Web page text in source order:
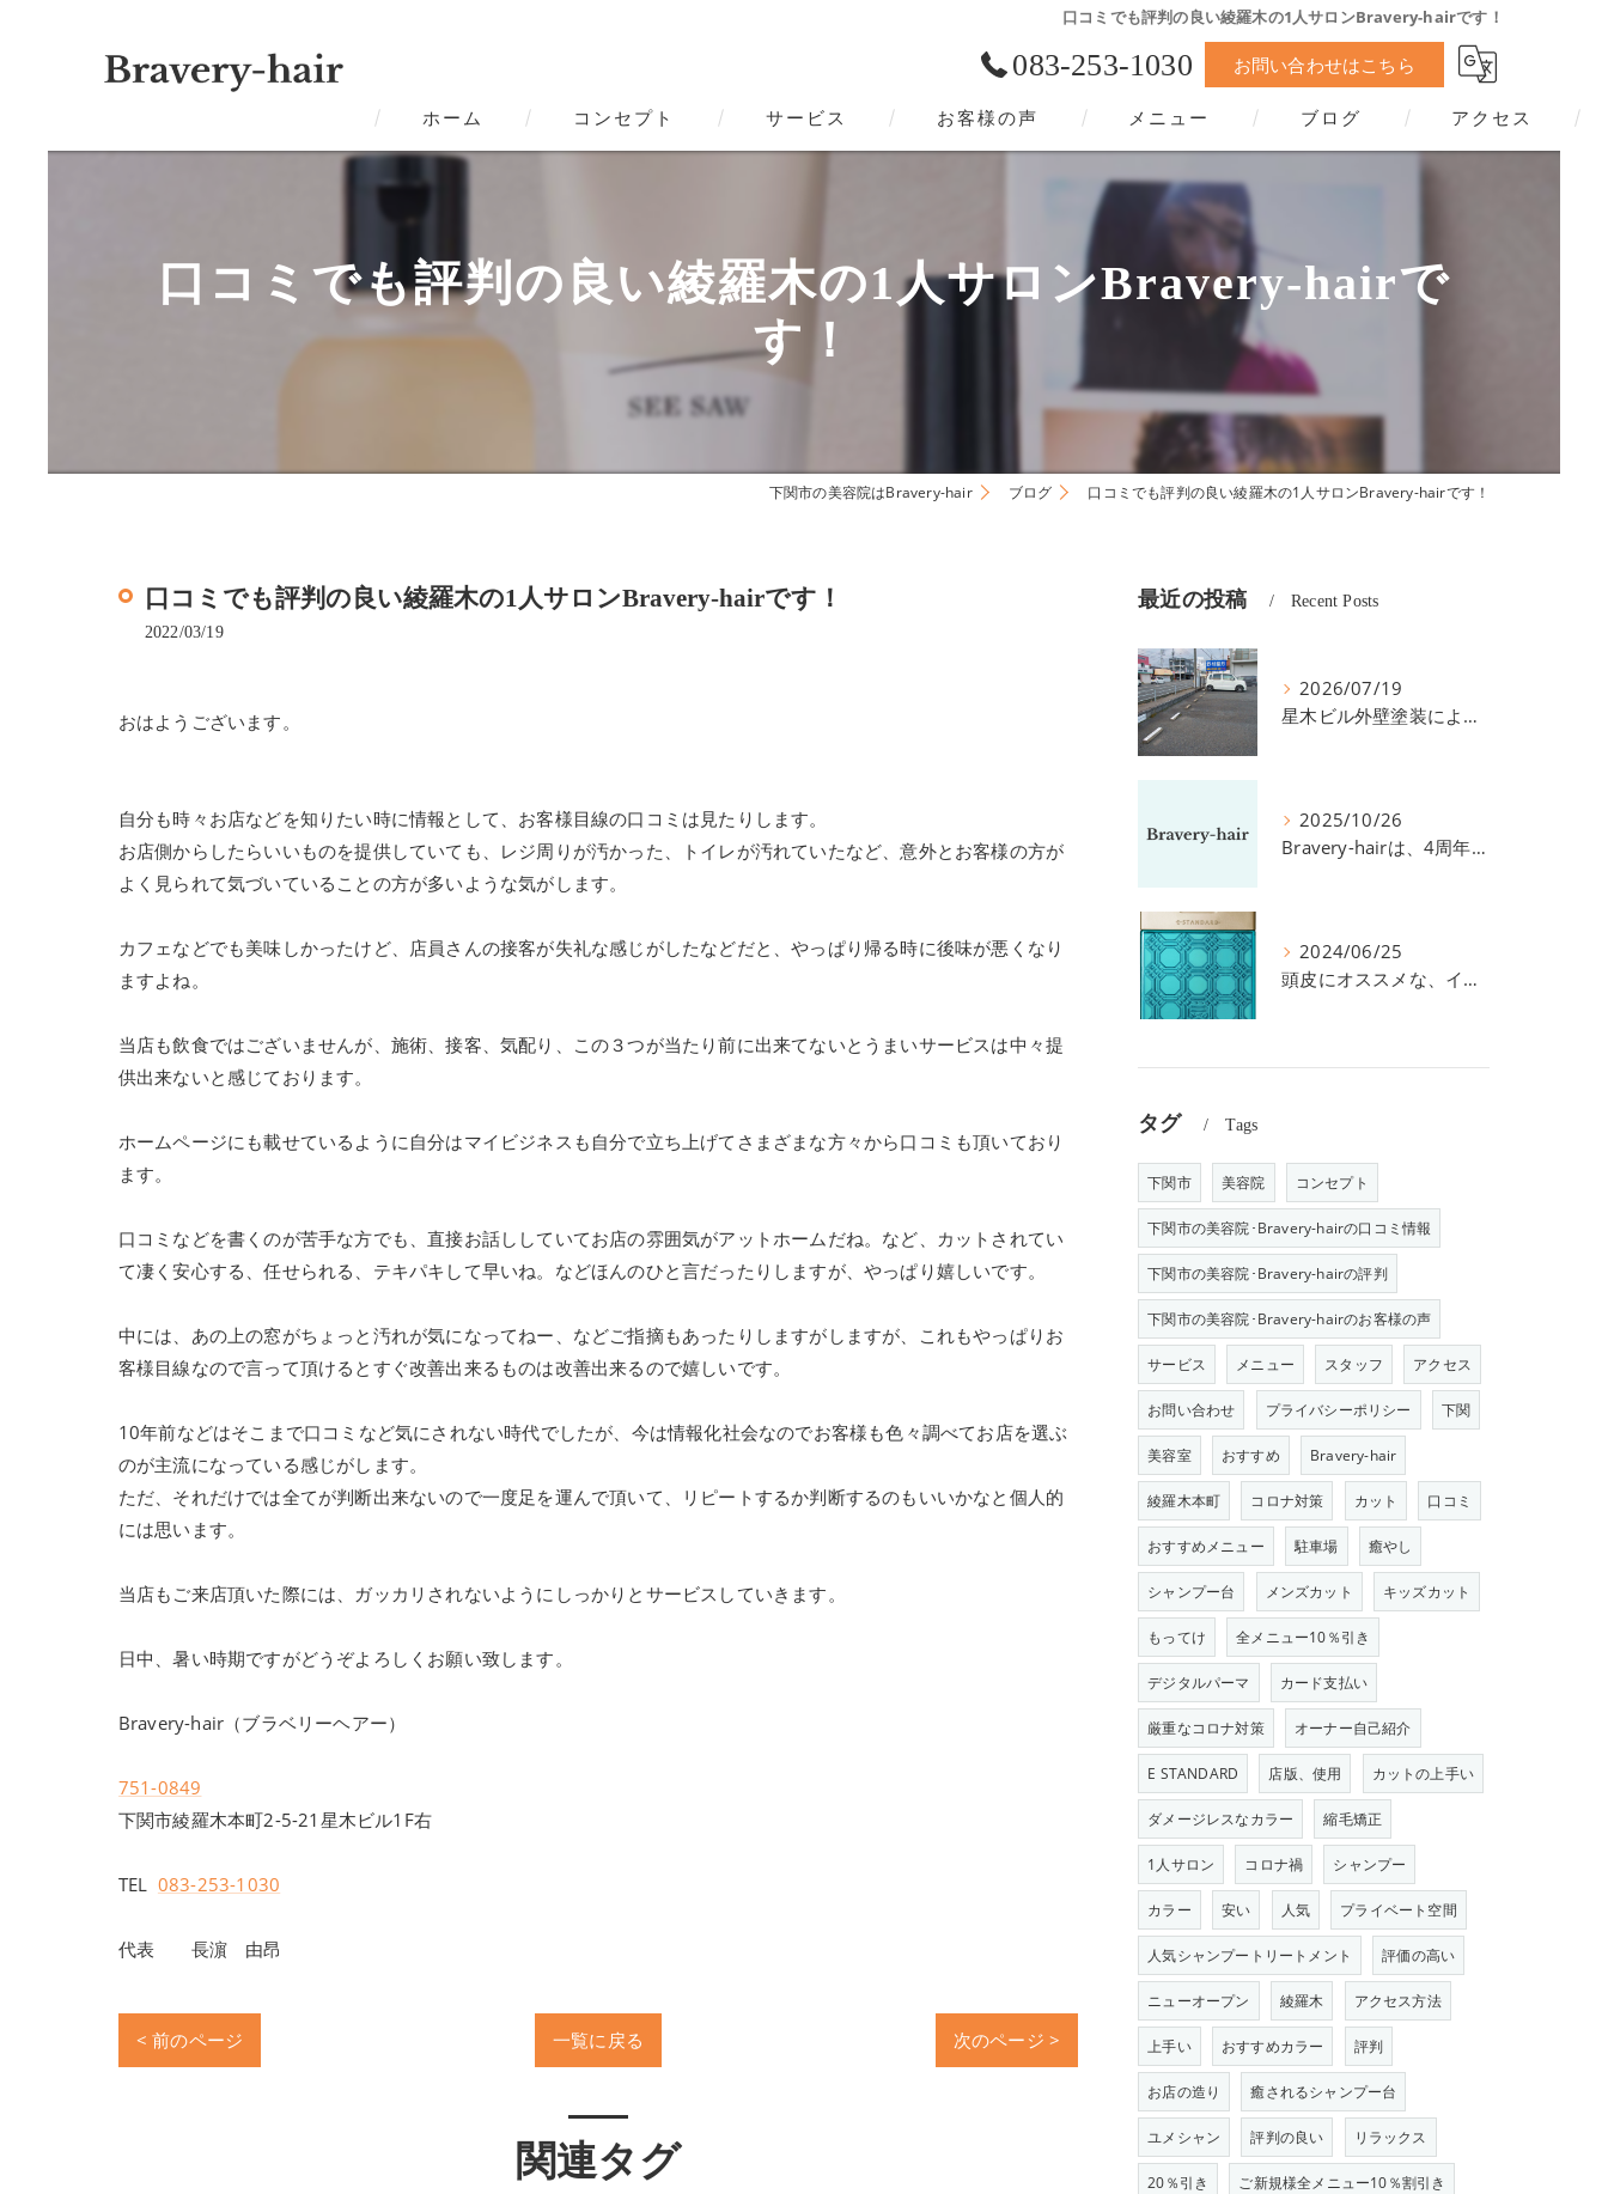
口コミでも評判の良い綾羅木の1人サロンBravery-hairです！
083-253-1030 お問い合わせはこちら
ホーム コンセプト
下関市の美容院･Bravery-hairのお客様の声
サービス お客様の声 メニュー ブログ アクセス
口コミでも評判の良い綾羅木の1人サロンBravery-hairで
す！
下関市の美容院はBravery-hair ブログ 口コミでも評判の良い綾羅木の1人サロンBravery-hairです！
口コミでも評判の良い綾羅木の1人サロンBravery-hairです！
2022/03/19
おはようございます。
自分も時々お店などを知りたい時に情報として、お客様目線の口コミは見たりします。
お店側からしたらいいものを提供していても、レジ周りが汚かった、トイレが汚れていたなど、意外とお客様の方が
よく見られて気づいていることの方が多いような気がします。
カフェなどでも美味しかったけど、店員さんの接客が失礼な感じがしたなどだと、やっぱり帰る時に後味が悪くなり
ますよね。
当店も飲食ではございませんが、施術、接客、気配り、この３つが当たり前に出来てないとうまいサービスは中々提
供出来ないと感じております。
ホームページにも載せているように自分はマイビジネスも自分で立ち上げてさまざまな方々から口コミも頂いており
ます。
口コミなどを書くのが苦手な方でも、直接お話ししていてお店の雰囲気がアットホームだね。など、カットされてい
て凄く安心する、任せられる、テキパキして早いね。などほんのひと言だったりしますが、やっぱり嬉しいです。
中には、あの上の窓がちょっと汚れが気になってねー、などご指摘もあったりしますがしますが、これもやっぱりお
客様目線なので言って頂けるとすぐ改善出来るものは改善出来るので嬉しいです。
10年前などはそこまで口コミなど気にされない時代でしたが、今は情報化社会なのでお客様も色々調べてお店を選ぶ
のが主流になっている感じがします。
ただ、それだけでは全てが判断出来ないので一度足を運んで頂いて、リピートするか判断するのもいいかなと個人的
には思います。
当店もご来店頂いた際には、ガッカリされないようにしっかりとサービスしていきます。
日中、暑い時期ですがどうぞよろしくお願い致します。
Bravery-hair（ブラベリーヘアー）
751-0849
下関市綾羅木本町2-5-21星木ビル1F右
TEL 083-253-1030
代表 長濵 由昂
< 前のページ 一覧に戻る 次のページ >
関連タグ
最近の投稿 Recent Posts
2026/07/19
星木ビル外壁塗装による、駐車場の件につきまして。
2025/10/26
Bravery-hairは、4周年を迎えました！
2024/06/25
頭皮にオススメな、イイスタンダードのスカルプ系シャンプー＆トリートメントです！
タグ Tags
下関市 美容院 コンセプト
下関市の美容院･Bravery-hairの口コミ情報
下関市の美容院･Bravery-hairの評判
下関市の美容院･Bravery-hairのお客様の声
サービス メニュー スタッフ アクセス
お問い合わせ プライバシーポリシー 下関
美容室 おすすめ Bravery-hair
綾羅木本町 コロナ対策 カット 口コミ
おすすめメニュー 駐車場 癒やし
シャンプー台 メンズカット キッズカット
もってけ 全メニュー10％引き
デジタルパーマ カード支払い
厳重なコロナ対策 オーナー自己紹介
E STANDARD 店版、使用 カットの上手い
ダメージレスなカラー 縮毛矯正
1人サロン コロナ禍 シャンプー
カラー 安い 人気 プライベート空間
人気シャンプートリートメント 評価の高い
ニューオープン 綾羅木 アクセス方法
上手い おすすめカラー 評判
お店の造り 癒されるシャンプー台
ユメシャン 評判の良い リラックス
20％引き ご新規様全メニュー10％割引き